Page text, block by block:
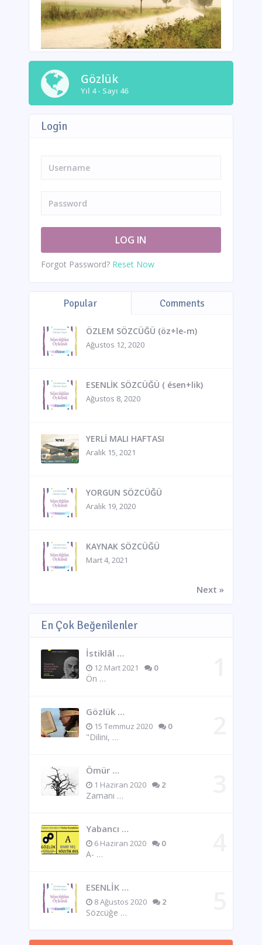
Gözlük
Yıl 4 - Sayı 46
Login
Forgot Password? Reset Now
Popular Comments
ÖZLEM SÖZCÜĞÜ (öz+le-m)
Ağustos 12, 2020
ESENLİK SÖZCÜĞÜ ( ésen+lik)
Ağustos 8, 2020
YERLİ MALI HAFTASI
Aralık 15, 2021
YORGUN SÖZCÜĞÜ
Aralık 19, 2020
KAYNAK SÖZCÜĞÜ
Mart 4, 2021
Next »
En Çok Beğenilenler
İstiklâl …
12 Mart 2021 0
Ön …
Gözlük …
15 Temmuz 2020 0
"Dilini, …
Ömür …
1 Haziran 2020 2
Zamanı …
Yabancı …
6 Haziran 2020 0
A- …
ESENLİK …
8 Ağustos 2020 2
Sözcüğe …